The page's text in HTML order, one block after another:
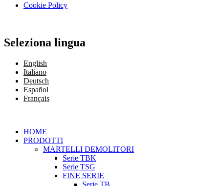
Cookie Policy
Seleziona lingua
English
Italiano
Deutsch
Español
Français
HOME
PRODOTTI
MARTELLI DEMOLITORI
Serie TBK
Serie TSG
FINE SERIE
Serie TB